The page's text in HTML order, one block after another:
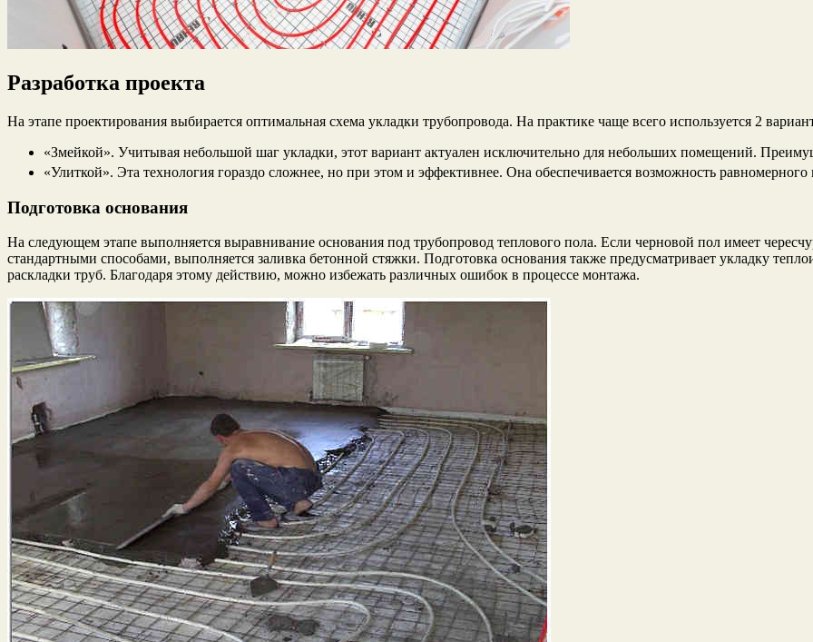
Разработка проекта
На этапе проектирования выбирается оптимальная схема укладки трубопровода. На практике чаще всего используется 2
«Змейкой». Учитывая небольшой шаг укладки, этот вариант актуален исключительно для небольших помещений.
«Улиткой». Эта технология гораздо сложнее, но при этом и эффективнее. Она обеспечивается возможность
Подготовка основания
На следующем этапе выполняется выравнивание основания под трубопровод теплового пола. Если черновой пол имеет
стандартными способами, выполняется заливка бетонной стяжки. Подготовка основания также предусматривает укладку
раскладки труб. Благодаря этому действию, можно избежать различных ошибок в процессе монтажа.